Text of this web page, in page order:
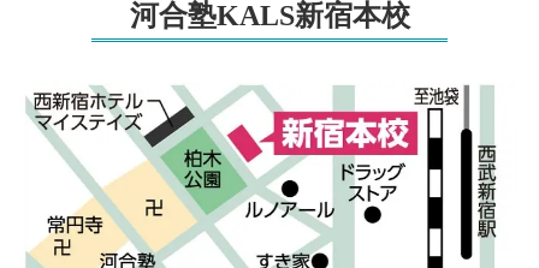
河合塾KALS新宿本校